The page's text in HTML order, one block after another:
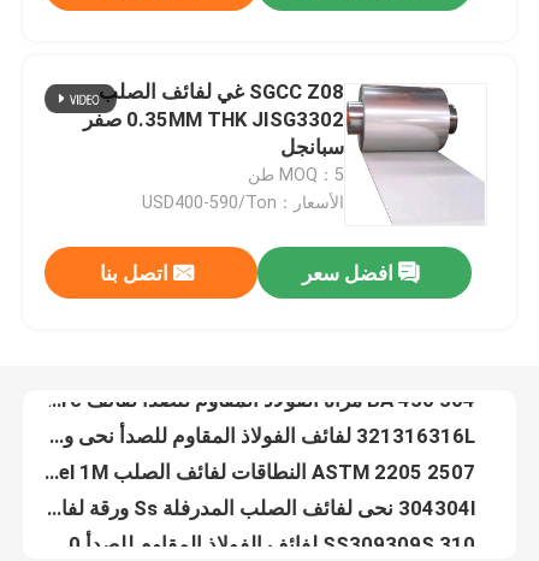
المنزل
المنتجات
فيديوهات
SGCC Z08 غي لفائف الصلب
0.35MM THK JISG3302 صفر
سبانجل
MOQ：5 طن
الأسعار：USD400-590/Ton
افضل سعر اتصل بنا
SS309309S 310 لفائف الفولاذ المقاوم للصدأ 309309S 310 لفة الصلب المدرفلة على البارد ASTM Aisi